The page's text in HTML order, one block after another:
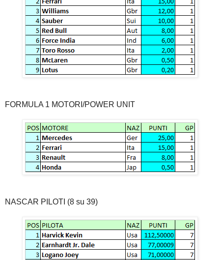
FORMULA 1 MOTORI/POWER UNIT
NASCAR PILOTI (8 su 39)